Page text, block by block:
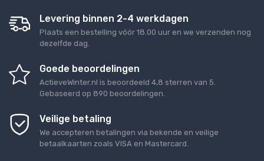
Levering binnen 2-4 werkdagen
Plaats een bestelling vóór 18.00 uur en we verzenden nog
dezelfde dag.
Goede beoordelingen
ActieveWinter.nl is beoordeeld 4,8 sterren van 5
Gebaseerd op 890 beoordelingen.
Veilige betaling
We accepteren betalingen via bekende en veilige
betaalkaarten zoals VISA en Mastercard.